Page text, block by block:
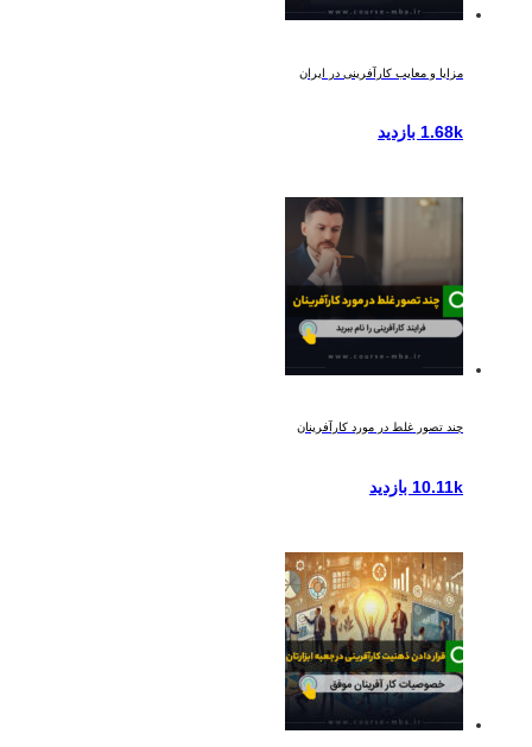
مزایا و معایب کارآفرینی در ایران
1.68k بازدید
چند تصور غلط در مورد کارآفرینان
10.11k بازدید